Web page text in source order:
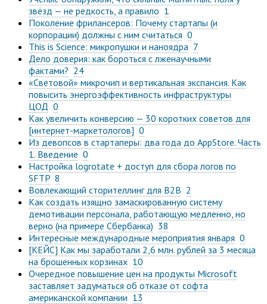
звёзд — не редкость, а правило 1
Поколение фрилансеров: Почему стартапы (и
корпорации) должны с ним считаться 0
This is Science: микропушки и наноядра 7
Дело доверия: как бороться с лженаучными
фактами? 24
«Световой» микрочип и вертикальная экспансия. Как
повысить энергоэффективность инфраструктуры
ЦОД 0
Как увеличить конверсию — 30 коротких советов для
[интернет-маркетологов] 0
Из девопсов в стартаперы: два года до AppStore. Часть
1. Введение 0
Настройка logrotate + доступ для сбора логов по
SFTP 8
Вовлекающий сторителлинг для B2B 2
Как создать изящно замаскированную систему
демотивации персонала, работающую медленно, но
верно (на примере Сбербанка) 38
Интересные международные мероприятия января 0
[КЕЙС] Как мы заработали 2,6 млн. рублей за 3 месяца
на брошенных корзинах 10
Очередное повышение цен на продукты Microsoft
заставляет задуматься об отказе от софта
американской компании 13